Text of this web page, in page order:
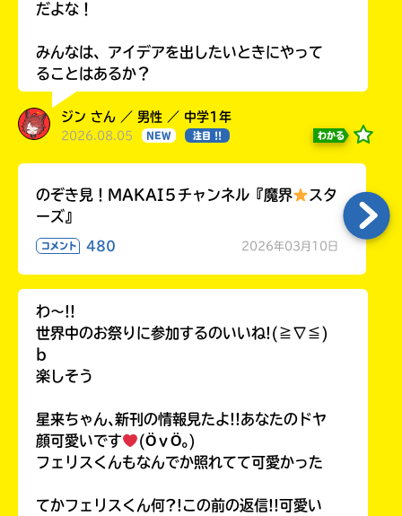
だよな！
みんなは、アイデアを出したいときにやって
ることはあるか？
ジン さん ／ 男性 ／ 中学1年
2026.08.05 NEW 注目 !! わかる
のぞき見！MAKAI５チャンネル『魔界
スタ
ーズ』
コメント 480 2026年03月10日
わ〜!!
世界中のお祭りに参加するのいいね!(≧∇≦)
b
楽しそう
星来ちゃん､新刊の情報見たよ!!あなたのドヤ
顔可愛いです
(ӦｖӦ｡)
フェリスくんもなんでか照れてて可愛かった
てかフェリスくん何?!この前の返信!!可愛い